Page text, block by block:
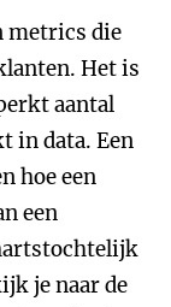
metrics die
Het is
aantal
in data. Een
hoe een
een
je naar de